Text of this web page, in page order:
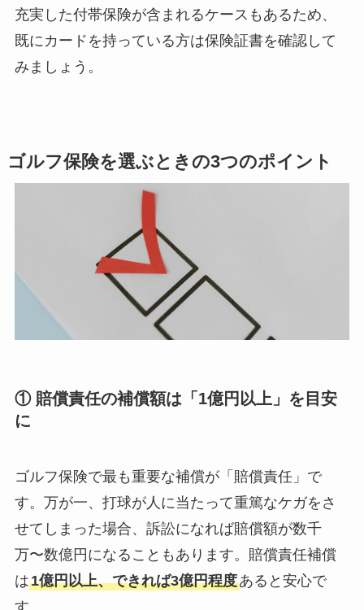
充実した付帯保険が含まれるケースもあるため、
既にカードを持っている方は保険証書を確認して
みましょう。
ゴルフ保険を選ぶときの3つのポイント
① 賠償責任の補償額は「1億円以上」を目安
に
ゴルフ保険で最も重要な補償が「賠償責任」で
す。万が一、打球が人に当たって重篤なケガをさ
せてしまった場合、訴訟になれば賠償額が数千
万〜数億円になることもあります。賠償責任補償
は1億円以上、できれば3億円程度あると安心で